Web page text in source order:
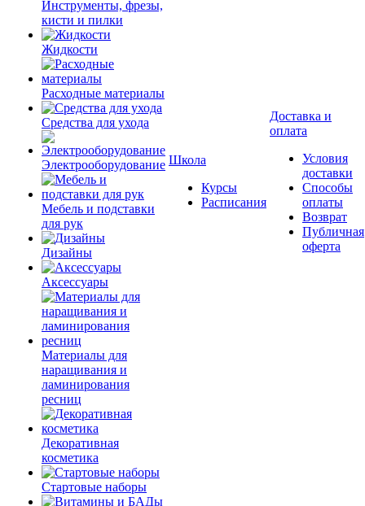
Инструменты, фрезы,
кисти и пилки
Жидкости
Расходные материалы
Средства для ухода
Электрооборудование
Мебель и подставки
для рук
Дизайны
Аксессуары
Материалы для
наращивания и
ламинирования
ресниц
Декоративная
косметика
Стартовые наборы
Школа
Курсы
Расписания
Доставка и
оплата
Условия
доставки
Способы
оплаты
Возврат
Публичная
оферта